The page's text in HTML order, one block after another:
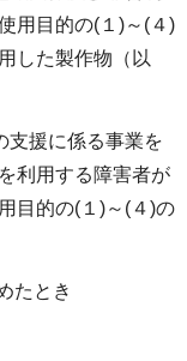
用目的の(１)～(４)
した製作物（以
援に係る事業を
利用する障害者が
目的の(１)～(４)の
たとき